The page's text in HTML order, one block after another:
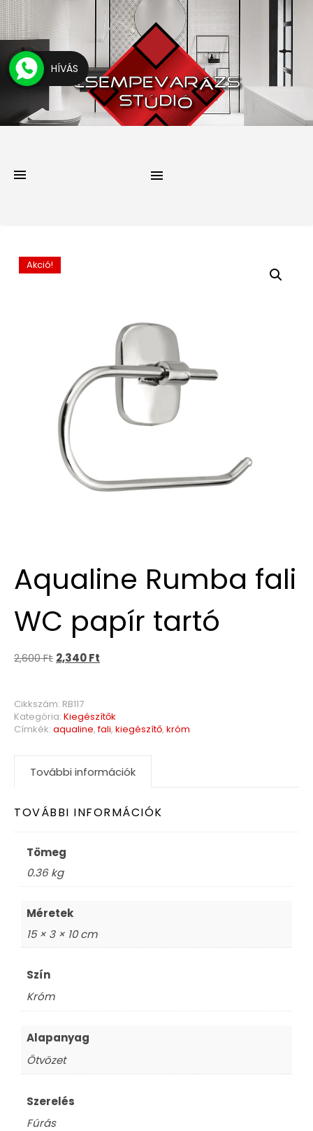
Akció!
Aqualine Rumba fali
WC papír tartó
2,600Ft 2,340Ft
Cikkszám: RB117
Kategória: Kiegészítők
Címkék: aqualine,fali, kiegészítő, króm
További információk
TOVÁBBI INFORMÁCIÓK
Tömeg
0.36 kg
Méretek
15 × 3 × 10 cm
Szín
Króm
Alapanyag
Ötvözet
Szerelés
Fúrás
HÍVÁS